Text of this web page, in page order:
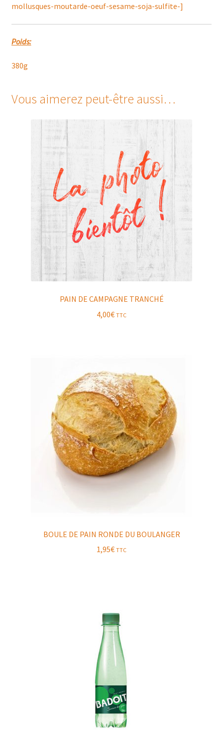
mollusques-moutarde-oeuf-sesame-soja-sulfite-]
Poids:
380g
Vous aimerez peut-être aussi…
PAIN DE CAMPAGNE TRANCHÉ
4,00€ TTC
BOULE DE PAIN RONDE DU BOULANGER
1,95€ TTC